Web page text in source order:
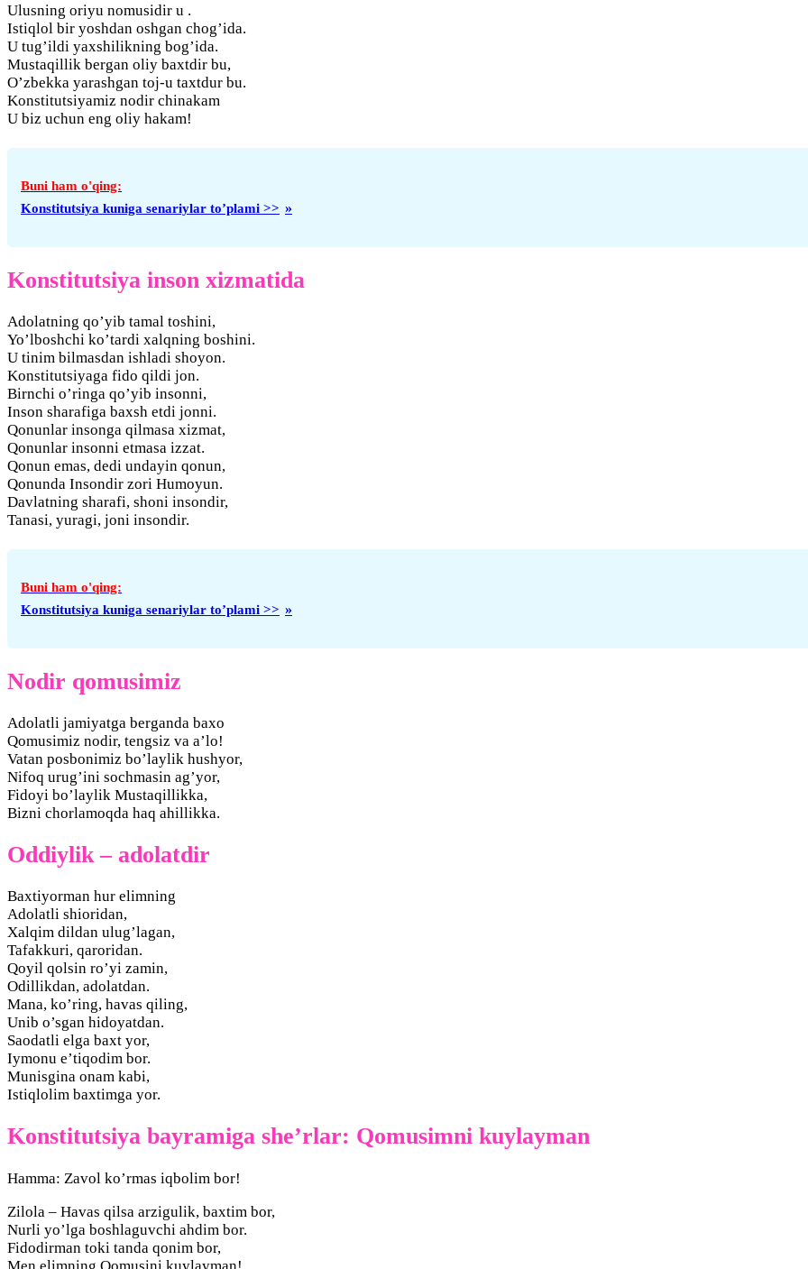
Ulusning oriyu nomusidir u .
Istiqlol bir yoshdan oshgan chog’ida.
U tug’ildi yaxshilikning bog’ida.
Mustaqillik bergan oliy baxtdir bu,
O’zbekka yarashgan toj-u taxtdur bu.
Konstitutsiyamiz nodir chinakam
U biz uchun eng oliy hakam!
Konstitutsiya kuniga senariylar to’plami >>
Konstitutsiya inson xizmatida
Adolatning qo’yib tamal toshini,
Yo’lboshchi ko’tardi xalqning boshini.
U tinim bilmasdan ishladi shoyon.
Konstitutsiyaga fido qildi jon.
Birnchi o’ringa qo’yib insonni,
Inson sharafiga baxsh etdi jonni.
Qonunlar insonga qilmasa xizmat,
Qonunlar insonni etmasa izzat.
Qonun emas, dedi undayin qonun,
Qonunda Insondir zori Humoyun.
Davlatning sharafi, shoni insondir,
Tanasi, yuragi, joni insondir.
Konstitutsiya kuniga senariylar to’plami >>
Nodir qomusimiz
Adolatli jamiyatga berganda baxo
Qomusimiz nodir, tengsiz va a’lo!
Vatan posbonimiz bo’laylik hushyor,
Nifoq urug’ini sochmasin ag’yor,
Fidoyi bo’laylik Mustaqillikka,
Bizni chorlamoqda haq ahillikka.
Oddiylik – adolatdir
Baxtiyorman hur elimning
Adolatli shioridan,
Xalqim dildan ulug’lagan,
Tafakkuri, qaroridan.
Qoyil qolsin ro’yi zamin,
Odillikdan, adolatdan.
Mana, ko’ring, havas qiling,
Unib o’sgan hidoyatdan.
Saodatli elga baxt yor,
Iymonu e’tiqodim bor.
Munisgina onam kabi,
Istiqlolim baxtimga yor.
Konstitutsiya bayramiga she’rlar: Qomusimni kuylayman
Hamma: Zavol ko’rmas iqbolim bor!
Zilola – Havas qilsa arzigulik, baxtim bor,
Nurli yo’lga boshlaguvchi ahdim bor.
Fidodirman toki tanda qonim bor,
Men elimning Qomusini kuylayman!